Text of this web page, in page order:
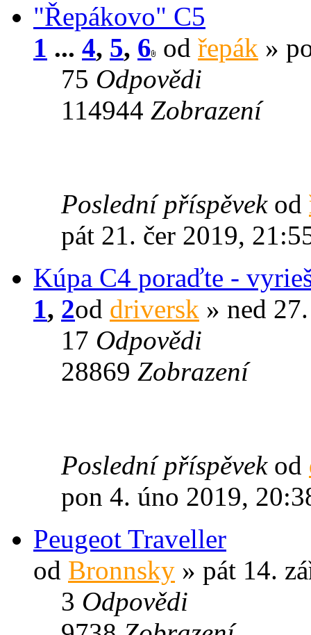
"Řepákovo" C5
1 ... 4, 5, 6 od řepák »
75 Odpovědi
114944 Zobrazení
Poslední příspěvek od
pát 21. čer 2019,
Kúpa C4 poraďte -
1, 2od driversk » ned
17 Odpovědi
28869 Zobrazení
Poslední příspěvek od
pon 4. úno 2019,
Peugeot Traveller
od Bronnsky » pát 14.
3 Odpovědi